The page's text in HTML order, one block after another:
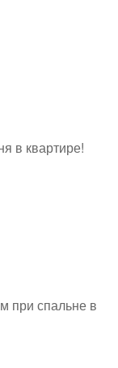
в квартире!
при спальне в